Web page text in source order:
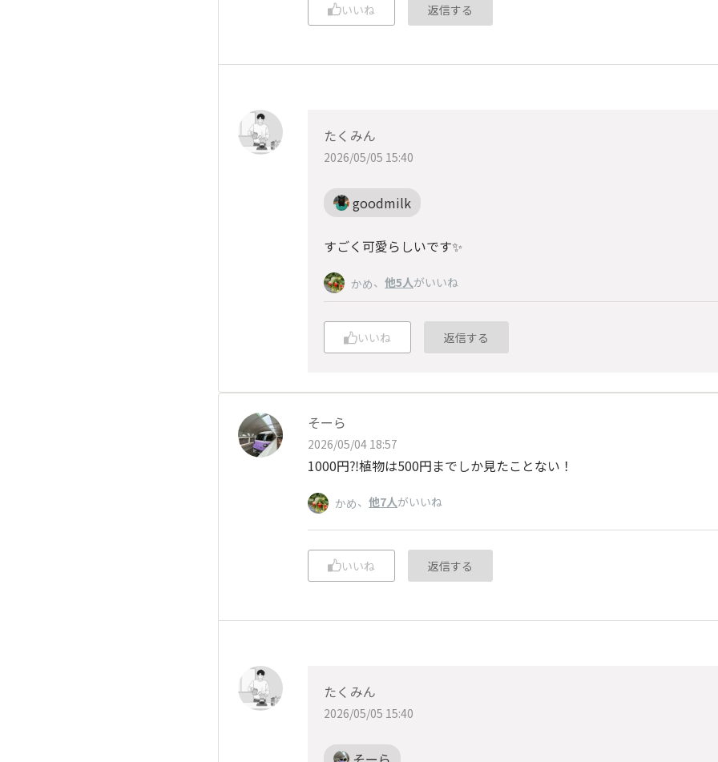
いいね 返信する
たくみん
2026/05/05 15:40
goodmilk
すごく可愛らしいです✨
かめ、 他5人がいいね
いいね 返信する
そーら
2026/05/04 18:57
1000円⁈植物は500円までしか見たことない！
かめ、 他7人がいいね
いいね 返信する
たくみん
2026/05/05 15:40